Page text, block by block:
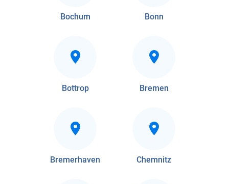
Bochum Bonn
Bottrop Bremen
Bremerhaven Chemnitz